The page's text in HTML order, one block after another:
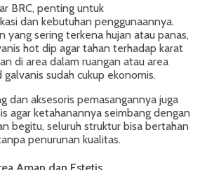
BRC, penting untuk
dan kebutuhan penggunaannya.
yang sering terkena hujan atau panas,
hot dip agar tahan terhadap karat
di area dalam ruangan atau area
sudah cukup ekonomis.
dan aksesoris pemasangannya juga
agar ketahanannya seimbang dengan
begitu, seluruh struktur bisa bertahan
penurunan kualitas.